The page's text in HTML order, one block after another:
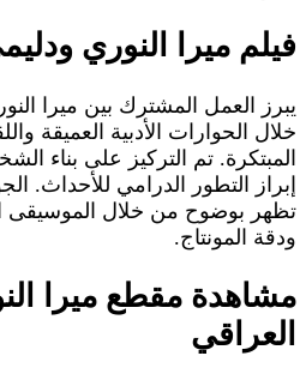
فيلم ميرا النوري
يبرز العمل المشترك بين ميرا
خلال الحوارات الأدبية العميقة
المبتكرة. تم التركيز على بناء
إبراز التطور الدرامي للأحداث.
تظهر بوضوح من خلال الموسيقى
ودقة المونتاج.
مشاهدة مقطع ميرا
العراقي